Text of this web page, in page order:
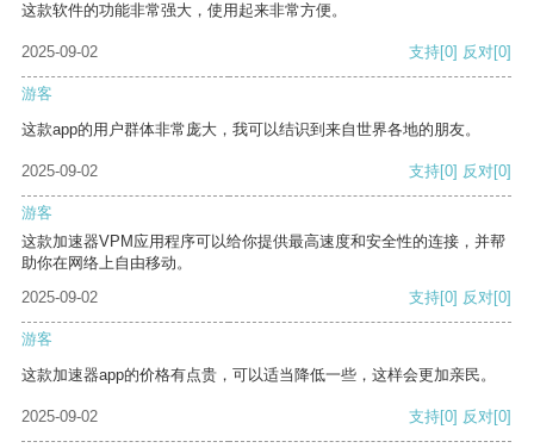
这款软件的功能非常强大，使用起来非常方便。
2025-09-02 支持[0] 反对[0]
游客
这款app的用户群体非常庞大，我可以结识到来自世界各地的朋友。
2025-09-02 支持[0] 反对[0]
游客
这款加速器VPM应用程序可以给你提供最高速度和安全性的连接，并帮
助你在网络上自由移动。
2025-09-02
支持[0] 反对[0]
游客
这款加速器app的价格有点贵，可以适当降低一些，这样会更加亲民。
2025-09-02 支持[0] 反对[0]